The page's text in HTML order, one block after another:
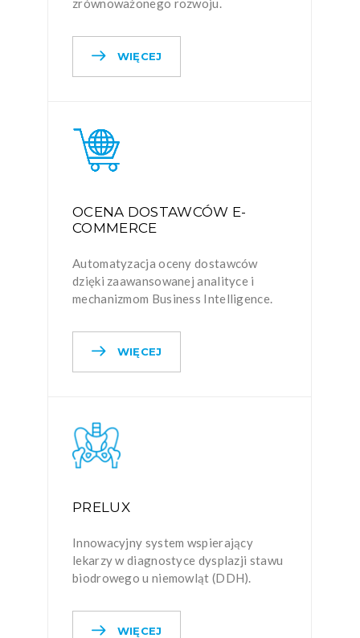
WIĘCEJ
OCENA DOSTAWCÓW E-
COMMERCE
Automatyzacja oceny dostawców
dzięki zaawansowanej analityce i
mechanizmom Business Intelligence.
WIĘCEJ
PRELUX
Innowacyjny system wspierający
lekarzy w diagnostyce dysplazji stawu
biodrowego u niemowląt (DDH).
WIĘCEJ